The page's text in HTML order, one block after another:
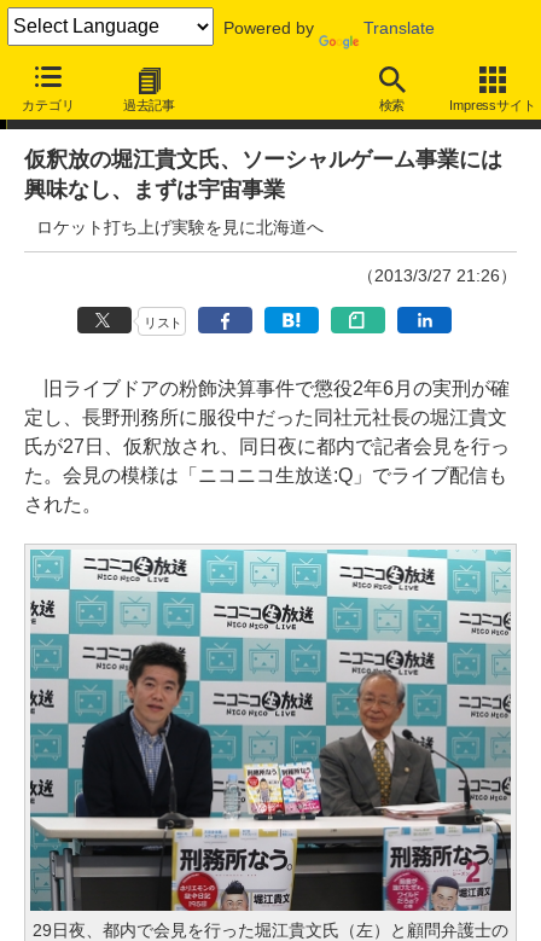
Powered by Translate
カテゴリ 過去記事 検索 Impressサイト
ニュース
仮釈放の堀江貴文氏、ソーシャルゲーム事業には
興味なし、まずは宇宙事業
ロケット打ち上げ実験を見に北海道へ
（2013/3/27 21:26）
リスト
旧ライブドアの粉飾決算事件で懲役2年6月の実刑が確
定し、長野刑務所に服役中だった同社元社長の堀江貴文
氏が27日、仮釈放され、同日夜に都内で記者会見を行っ
た。会見の模様は「ニコニコ生放送:Q」でライブ配信も
された。
29日夜、都内で会見を行った堀江貴文氏（左）と顧問弁護士の